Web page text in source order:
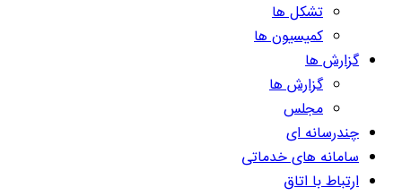
تشکل ها
کمیسیون ها
گزارش ها
گزارش ها
مجلس
چندرسانه ای
سامانه های خدماتی
ارتباط با اتاق